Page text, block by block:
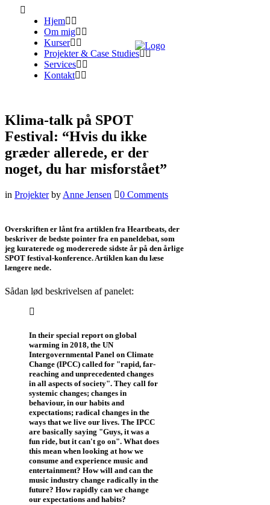
Hjem
Om mig
Kurser
Projekter & Case Studies
Services
Kontakt
Klima-talk på SPOT
Festival: “Hvis du ikke
græder allerede, er der
noget, du har misforstået”
in Projekter by Anne Jensen 0 Comments
Overskriften er lånt fra artiklen fra Heartbeats, der
beskriver de bedste pointer fra en paneldebat, som
jeg kuraterede og modererede sidste år på den årlige
SPOT festival-konference. Artiklen kan du læse
længere nede.
Sådan lød beskrivelsen af panelet:
In their special report on global
warming in 2018, the UN
Intergovernmental Panel on Climate
Change (IPCC) called for "rapid, far-
reaching and unprecedented changes
in all aspects of society". They call for
systemic changes; changes in
behaviour, in our habits and
expectations; radical changes in the
ways that we live our lives. The IPCC
are basically saying "Guys, it was a
fun ride, but it can't go on". What does
this mean when looking at how we
consume and experience music and
entertainment? How will and can the
music industry change radically in the
future? How rapidly can we change
our expectations and habits?